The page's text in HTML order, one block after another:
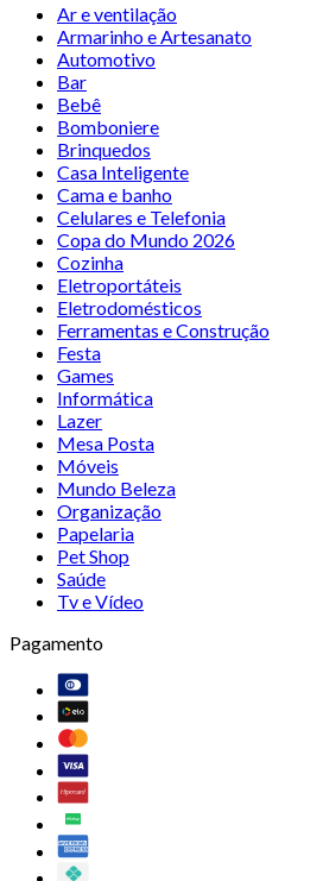
Ar e ventilação
Armarinho e Artesanato
Automotivo
Bar
Bebê
Bomboniere
Brinquedos
Casa Inteligente
Cama e banho
Celulares e Telefonia
Copa do Mundo 2026
Cozinha
Eletroportáteis
Eletrodomésticos
Ferramentas e Construção
Festa
Games
Informática
Lazer
Mesa Posta
Móveis
Mundo Beleza
Organização
Papelaria
Pet Shop
Saúde
Tv e Vídeo
Pagamento